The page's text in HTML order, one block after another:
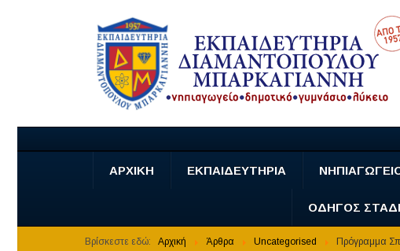
ΑΡΧΙΚΗ ΕΚΠΑΙΔΕΥΤΗΡΙΑ
ΟΔΗΓΟΣ
Βρίσκεστε εδώ: Αρχική Άρθρα Uncategorised Πρόγραμμα